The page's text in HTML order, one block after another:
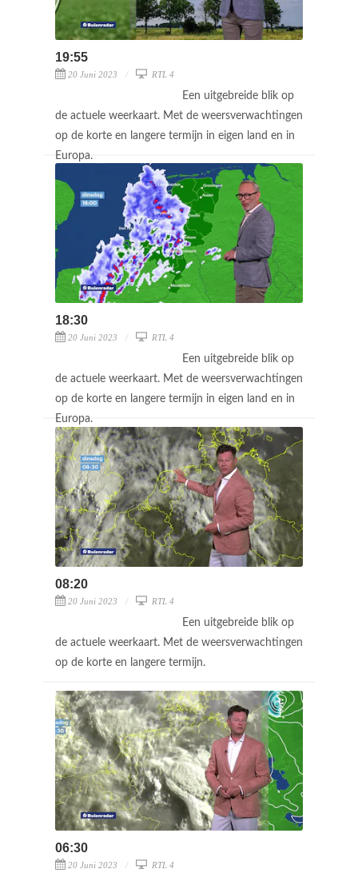
19:55
20 Juni 2023 RTL 4
Een uitgebreide blik op
de actuele weerkaart. Met de weersverwachtingen
op de korte en langere termijn in eigen land en in
Europa.
18:30
20 Juni 2023 RTL 4
Een uitgebreide blik op
de actuele weerkaart. Met de weersverwachtingen
op de korte en langere termijn in eigen land en in
Europa.
08:20
20 Juni 2023 RTL 4
Een uitgebreide blik op
de actuele weerkaart. Met de weersverwachtingen
op de korte en langere termijn.
06:30
20 Juni 2023 RTL 4